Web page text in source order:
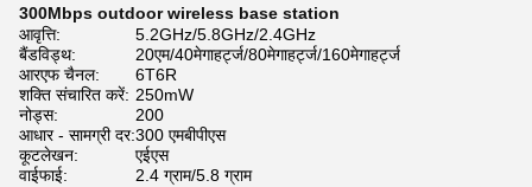
300Mbps outdoor wireless base station
आवृत्ति:
5.2GHz/5.8GHz/2.4GHz
बैंडविड्थ:
20एम/40मेगाहर्ट्ज/80मेगाहर्ट्ज/160मेगाहर्ट्ज
आरएफ चैनल:
6T6R
शक्ति संचारित करें: 250mW
नोड्स:
200
आधार - सामग्री दर:300 एमबीपीएस
कूटलेखन:
एईएस
वाईफाई:
2.4 ग्राम/5.8 ग्राम